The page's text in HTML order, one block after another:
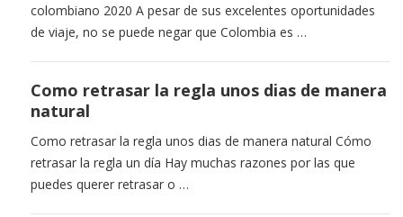
colombiano 2020 A pesar de sus excelentes oportunidades
de viaje, no se puede negar que Colombia es …
Como retrasar la regla unos dias de manera
natural
Como retrasar la regla unos dias de manera natural Cómo
retrasar la regla un día Hay muchas razones por las que
puedes querer retrasar o …